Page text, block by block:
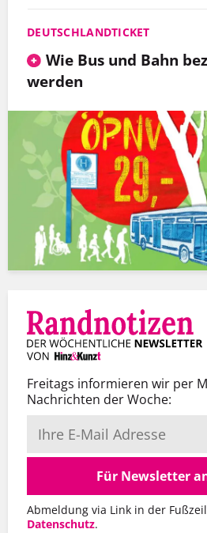
DEUTSCHLANDTICKET
Wie Bus und Bahn
werden
Freitags informieren wir per
Nachrichten der Woche:
Für Newsletter
Abmeldung via Link in der
Datenschutz.